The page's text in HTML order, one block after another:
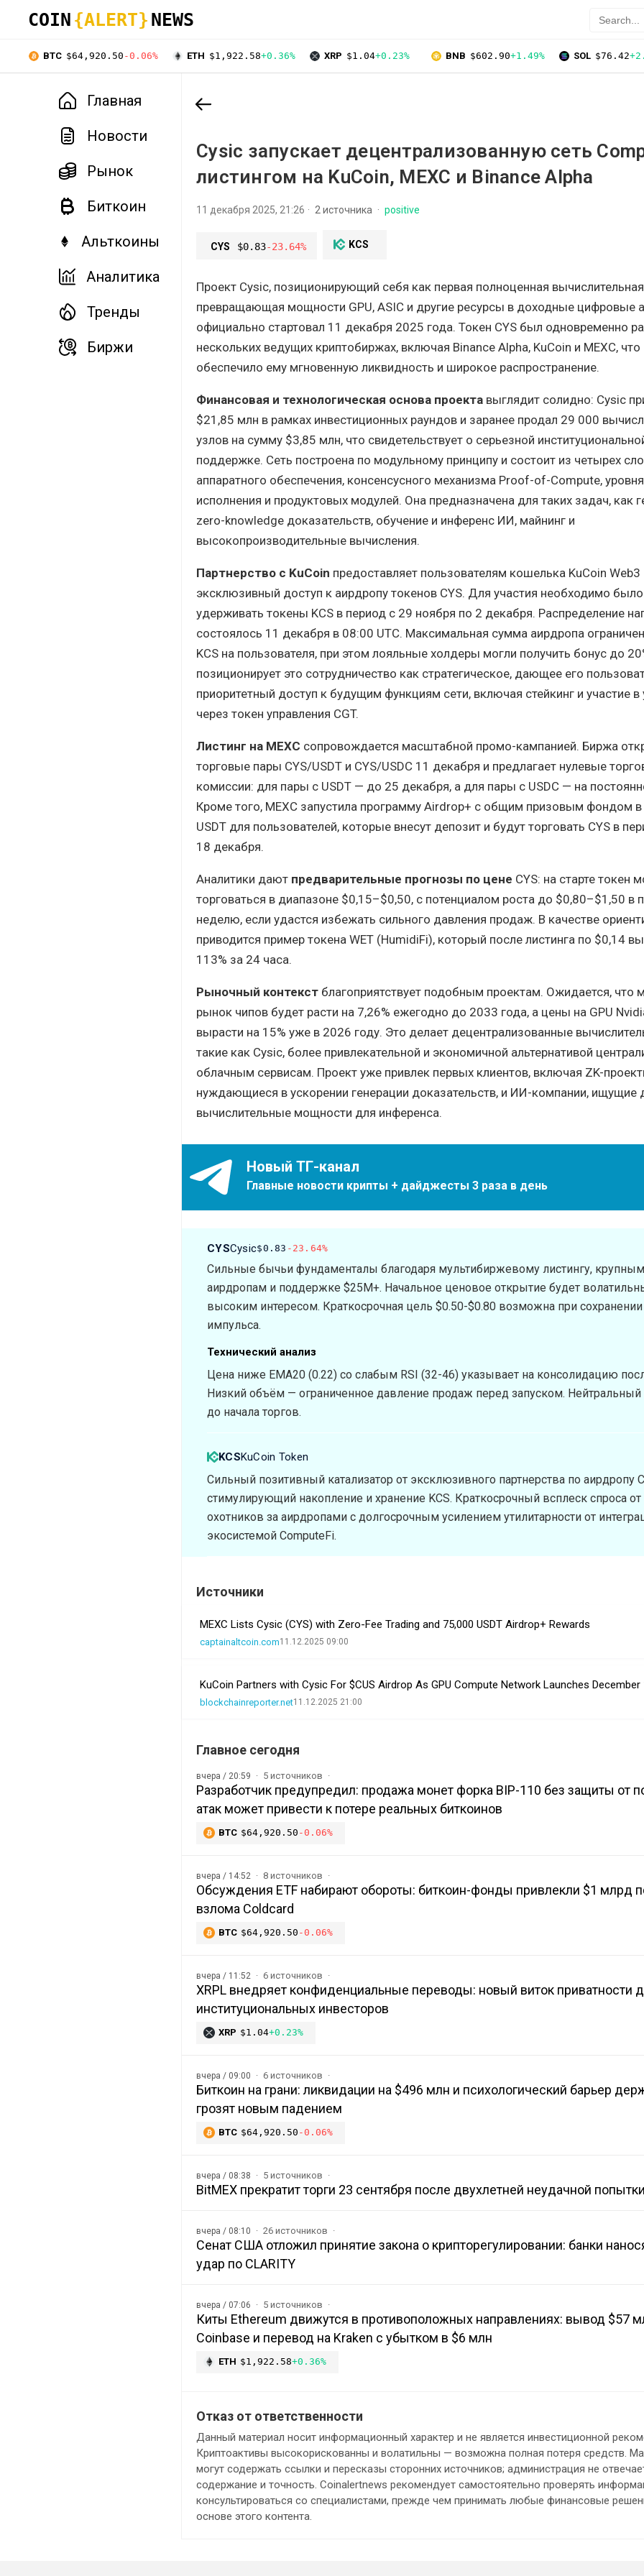
COIN {ALERT} NEWS
BTC $64,920.50 -0.06% ETH $1,922.58+0.36% XRP $1.04+0.23% BNB $602.90+1.49% SOL $76.42
Главная
Новости
Рынок
Биткоин
Альткоины
Аналитика
Тренды
Биржи
Cysic запускает децентрализованную сеть
листингом на KuCoin, MEXC и Binance Alpha
11 декабря 2025, 21:26 2 источника positive
CYS $0.83-23.64% KCS
Проект Cysic, позиционирующий себя как первая полноценная
превращающая мощности GPU, ASIC и другие ресурсы в доходные цифровые
официально стартовал 11 декабря 2025 года. Токен CYS был одновременно
нескольких ведущих криптобиржах, включая Binance Alpha, KuCoin и MEXC, что
обеспечило ему мгновенную ликвидность и широкое распространение.
Финансовая и технологическая основа проекта выглядит солидно: Cysic
$21,85 млн в рамках инвестиционных раундов и заранее продал 29 000
узлов на сумму $3,85 млн, что свидетельствует о серьезной
поддержке. Сеть построена по модульному принципу и состоит из четырех
аппаратного обеспечения, консенсусного механизма Proof-of-Compute, уровня
исполнения и продуктовых модулей. Она предназначена для таких задач, как
zero-knowledge доказательств, обучение и инференс ИИ, майнинг и
высокопроизводительные вычисления.
Партнерство с KuCoin предоставляет пользователям кошелька KuCoin Web3
эксклюзивный доступ к аирдропу токенов CYS. Для участия необходимо было
удерживать токены KCS в период с 29 ноября по 2 декабря. Распределение
состоялось 11 декабря в 08:00 UTC. Максимальная сумма аирдропа
KCS на пользователя, при этом лояльные холдеры могли получить бонус до
позиционирует это сотрудничество как стратегическое, дающее его
приоритетный доступ к будущим функциям сети, включая стейкинг и участие в
через токен управления CGT.
Листинг на MEXC сопровождается масштабной промо-кампанией. Биржа
торговые пары CYS/USDT и CYS/USDC 11 декабря и предлагает нулевые
комиссии: для пары с USDT — до 25 декабря, а для пары с USDC — на
Кроме того, MEXC запустила программу Airdrop+ с общим призовым фондом
USDT для пользователей, которые внесут депозит и будут торговать CYS в
18 декабря.
Аналитики дают предварительные прогнозы по цене CYS: на старте токен
торговаться в диапазоне $0,15–$0,50, с потенциалом роста до $0,80–$1,50 в
неделю, если удастся избежать сильного давления продаж. В качестве
приводится пример токена WET (HumidiFi), который после листинга по $0,14
113% за 24 часа.
Рыночный контекст благоприятствует подобным проектам. Ожидается, что
рынок чипов будет расти на 7,26% ежегодно до 2033 года, а цены на GPU
вырасти на 15% уже в 2026 году. Это делает децентрализованные
такие как Cysic, более привлекательной и экономичной альтернативой
облачным сервисам. Проект уже привлек первых клиентов, включая ZK-
нуждающиеся в ускорении генерации доказательств, и ИИ-компании, ищущие
вычислительные мощности для инференса.
Новый ТГ-канал
Главные новости крипты + дайджесты 3 раза в день
CYSCysic$0.83 -23.64%
Сильные бычьи фундаменталы благодаря мультибиржевому листингу, крупным
аирдропам и поддержке $25M+. Начальное ценовое открытие будет
высоким интересом. Краткосрочная цель $0.50-$0.80 возможна при сохранении
импульса.
Технический анализ
Цена ниже EMA20 (0.22) со слабым RSI (32-46) указывает на консолидацию
Низкий объём — ограниченное давление продаж перед запуском.
до начала торгов.
KCSKuCoin Token
Сильный позитивный катализатор от эксклюзивного партнерства по аирдропу
стимулирующий накопление и хранение KCS. Краткосрочный всплеск спроса от
охотников за аирдропами с долгосрочным усилением утилитарности от
экосистемой ComputeFi.
Источники
MEXC Lists Cysic (CYS) with Zero-Fee Trading and 75,000 USDT Airdrop+ Rewards
captainaltcoin.com11.12.2025 09:00
KuCoin Partners with Cysic For $CUS Airdrop As GPU Compute Network Launches December
blockchainreporter.net11.12.2025 21:00
Главное сегодня
вчера / 20:59 5 источников
Разработчик предупредил: продажа монет форка BIP-110 без защиты от
атак может привести к потере реальных биткоинов
BTC $64,920.50 -0.06%
вчера / 14:52 8 источников
Обсуждения ETF набирают обороты: биткоин-фонды привлекли $1 млрд
взлома Coldcard
BTC $64,920.50 -0.06%
вчера / 11:52 6 источников
XRPL внедряет конфиденциальные переводы: новый виток приватности
институциональных инвесторов
XRP $1.04+0.23%
вчера / 09:00 6 источников
Биткоин на грани: ликвидации на $496 млн и психологический барьер
грозят новым падением
BTC $64,920.50 -0.06%
вчера / 08:38 5 источников
BitMEX прекратит торги 23 сентября после двухлетней неудачной
вчера / 08:10 26 источников
Сенат США отложил принятие закона о крипторегулировании: банки
удар по CLARITY
вчера / 07:06 5 источников
Киты Ethereum движутся в противоположных направлениях: вывод $57
Coinbase и перевод на Kraken с убытком в $6 млн
ETH $1,922.58+0.36%
Отказ от ответственности
Данный материал носит информационный характер и не является инвестиционной
Криптоактивы высокорискованны и волатильны — возможна полная потеря средств.
могут содержать ссылки и пересказы сторонних источников; администрация не
содержание и точность. Coinalertnews рекомендует самостоятельно проверять
консультироваться со специалистами, прежде чем принимать любые финансовые
основе этого контента.